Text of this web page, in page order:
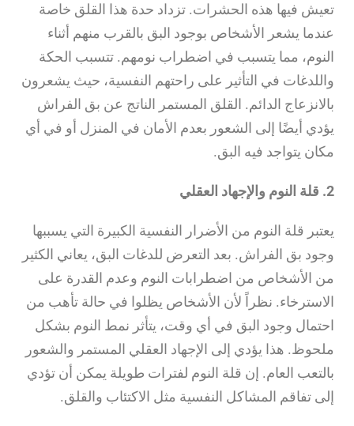
تعيش فيها هذه الحشرات. تزداد حدة هذا القلق خاصة
عندما يشعر الأشخاص بوجود البق بالقرب منهم أثناء
النوم، مما يتسبب في اضطراب نومهم. تتسبب الحكة
واللدغات في التأثير على راحتهم النفسية، حيث يشعرون
بالانزعاج الدائم. القلق المستمر الناتج عن بق الفراش
يؤدي أيضًا إلى الشعور بعدم الأمان في المنزل أو في أي
مكان يتواجد فيه البق.
2. قلة النوم والإجهاد العقلي
يعتبر قلة النوم من الأضرار النفسية الكبيرة التي يسببها
وجود بق الفراش. بعد التعرض للدغات البق، يعاني الكثير
من الأشخاص من اضطرابات النوم وعدم القدرة على
الاسترخاء. نظراً لأن الأشخاص يظلوا في حالة تأهب من
احتمال وجود البق في أي وقت، يتأثر نمط النوم بشكل
ملحوظ. هذا يؤدي إلى الإجهاد العقلي المستمر والشعور
بالتعب العام. إن قلة النوم لفترات طويلة يمكن أن تؤدي
إلى تفاقم المشاكل النفسية مثل الاكتئاب والقلق.